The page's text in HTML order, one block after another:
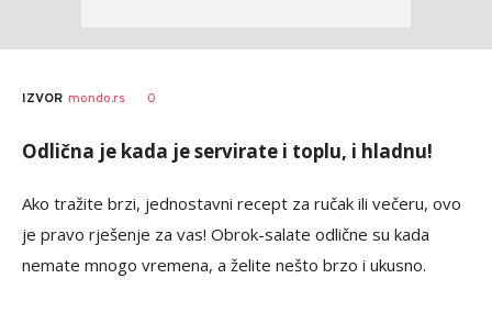
IZVOR mondo.rs 0
Odlična je kada je servirate i toplu, i hladnu!
Ako tražite brzi, jednostavni recept za ručak ili večeru, ovo
je pravo rješenje za vas! Obrok-salate odlične su kada
nemate mnogo vremena, a želite nešto brzo i ukusno.